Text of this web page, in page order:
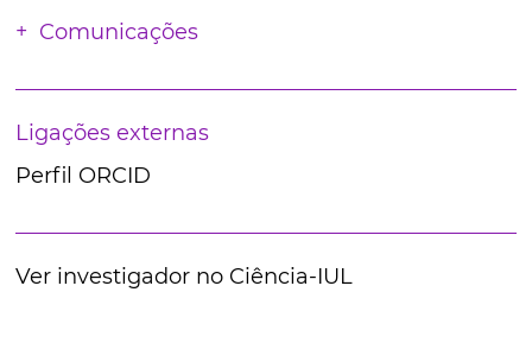
Comunicações
Ligações externas
Perfil ORCID
Ver investigador no Ciência-IUL